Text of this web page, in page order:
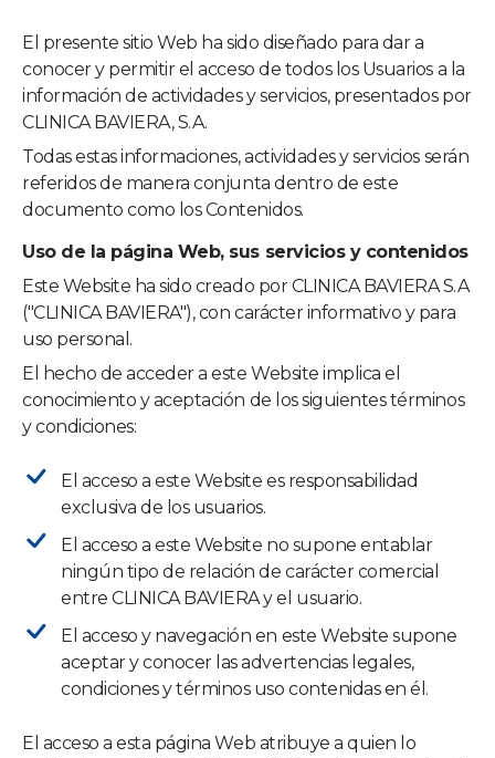
El presente sitio Web ha sido diseñado para dar a
conocer y permitir el acceso de todos los Usuarios a la
información de actividades y servicios, presentados por
CLINICA BAVIERA, S.A.
Todas estas informaciones, actividades y servicios serán
referidos de manera conjunta dentro de este
documento como los Contenidos.
Uso de la página Web, sus servicios y contenidos
Este Website ha sido creado porCLINICA BAVIERA S.A
("CLINICA BAVIERA"), con carácter informativo y para
uso personal.
El hecho de acceder a este Website implica el
conocimiento y aceptación de los siguientes términos
y condiciones:
El acceso a este Website es responsabilidad
exclusiva de los usuarios.
El acceso a este Website no supone entablar
ningún tipo de relación de carácter comercial
entreCLINICA BAVIERAy el usuario.
El acceso y navegación en este Website supone
aceptar y conocer las advertencias legales,
condiciones y términos uso contenidas en él.
El acceso a esta página Web atribuye a quien lo